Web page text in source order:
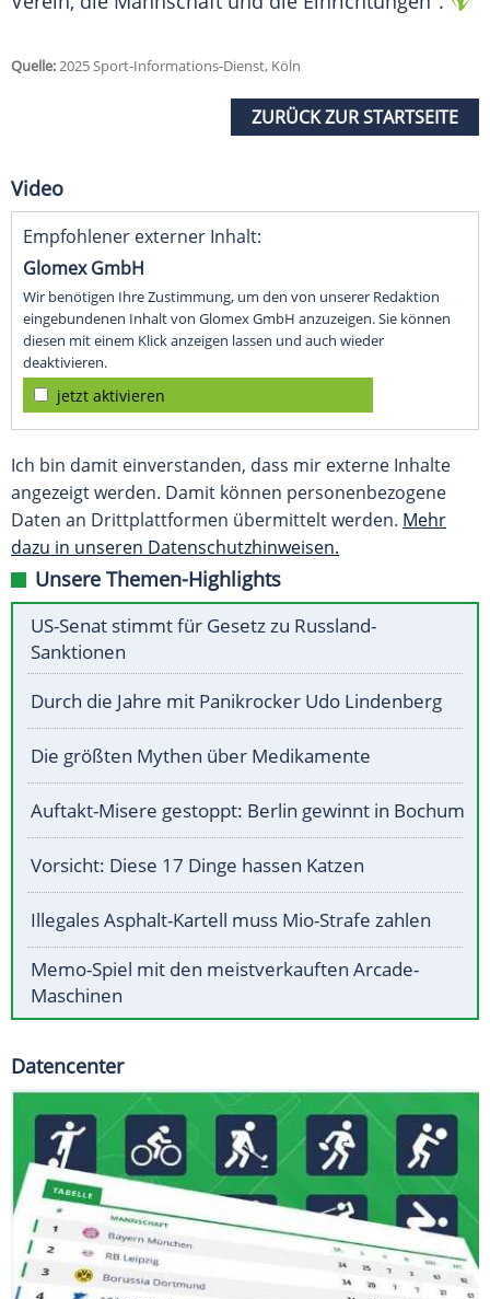
Quelle:2025 Sport-Informations-Dienst, Köln
ZURÜCK ZUR STARTSEITE
Video
Empfohlener externer Inhalt:
Glomex GmbH
Wir benötigen Ihre Zustimmung, um den von unserer Redaktion
eingebundenen Inhalt von Glomex GmbH anzuzeigen. Sie können
diesen mit einem Klick anzeigen lassen und auch wieder
deaktivieren.
jetzt aktivieren
Ich bin damit einverstanden, dass mir externe Inhalte
angezeigt werden. Damit können personenbezogene
Daten an Drittplattformen übermittelt werden. Mehr
dazu in unseren Datenschutzhinweisen.
Unsere Themen-Highlights
US-Senat stimmt für Gesetz zu Russland-
Sanktionen
Durch die Jahre mit Panikrocker Udo Lindenberg
Die größten Mythen über Medikamente
Auftakt-Misere gestoppt: Berlin gewinnt in Bochum
Vorsicht: Diese 17 Dinge hassen Katzen
Illegales Asphalt-Kartell muss Mio-Strafe zahlen
Memo-Spiel mit den meistverkauften Arcade-
Maschinen
Datencenter